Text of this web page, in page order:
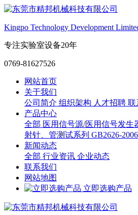
Kingpo Technology Development
专注实验室设备20年
0769-81627526
网站首页
关于我们
公司简介 组织架构 人才招聘 联
产品中心
全部 医用信号源/医用信号发生
射针、管测试系列 GB2626-
新闻动态
全部 行业资讯 企业动态
联系我们
网站地图
立即选购产品